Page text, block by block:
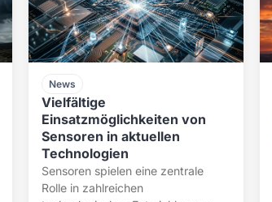
News
Vielfältige
Einsatzmöglichkeiten von
Sensoren in aktuellen
Technologien
Sensoren spielen eine zentrale
Rolle in zahlreichen